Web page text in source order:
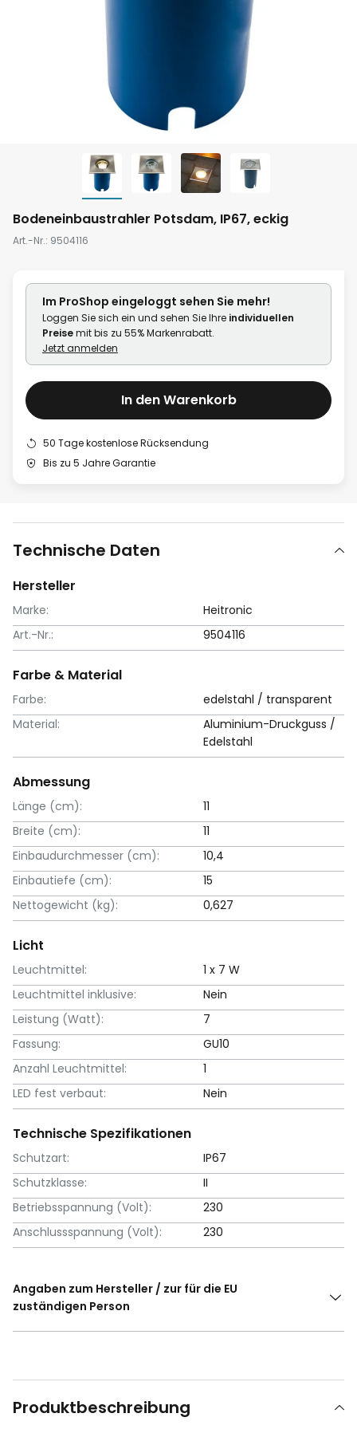
Zum
springen
Bodeneinbaustrahler Potsdam, IP67, eckig
Art.-Nr. 9504116
Im ProShop eingeloggt sehen Sie mehr!
Loggen Sie sich ein und sehen Sie Ihre individuellen
Preisemit bis zu 55% Markenrabatt.
Jetzt anmelden
In den Warenkorb
50 Tage kostenlose Rücksendung
Bis zu 5 Jahre Garantie
Technische Daten
Hersteller
Marke:
Heitronic
Art.-Nr.:
9504116
Farbe & Material
Farbe:
edelstahl / transparent
Material:
Aluminium-Druckguss /
Edelstahl
Abmessung
Länge (cm):
11
Breite (cm):
11
Einbaudurchmesser (cm):
10,4
Einbautiefe (cm):
15
Nettogewicht (kg):
0,627
Licht
Leuchtmittel:
1 x 7 W
Leuchtmittel inklusive:
Nein
Leistung (Watt):
7
Fassung:
GU10
Anzahl Leuchtmittel:
1
LED fest verbaut:
Nein
Technische Spezifikationen
Schutzart:
IP67
Schutzklasse:
II
Betriebsspannung (Volt):
230
Anschlussspannung (Volt):
230
Angaben zum Hersteller / zur für die EU
zuständigen Person
Produktbeschreibung